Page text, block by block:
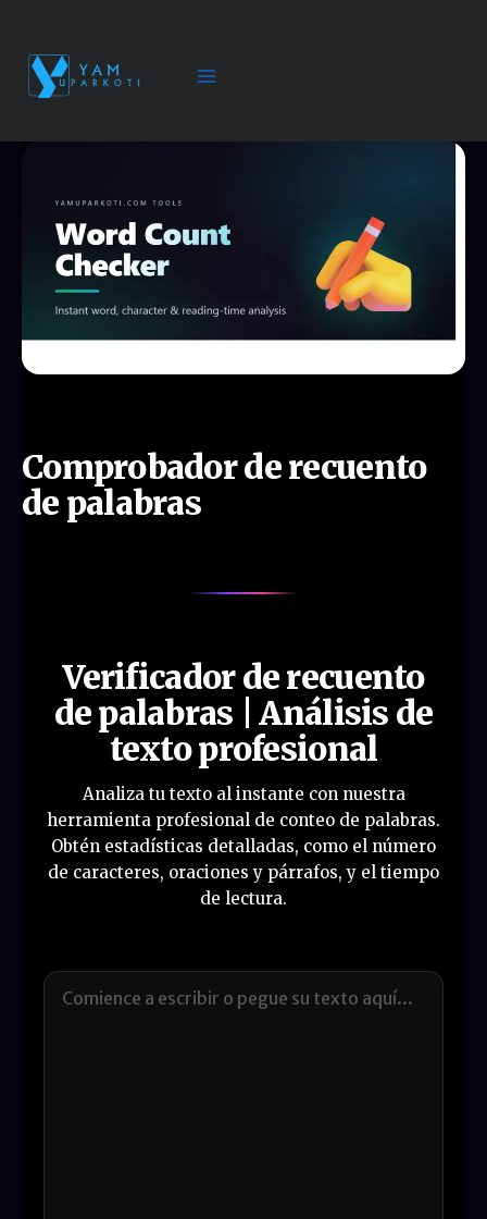
contenido
Comprobador de recuento
de palabras
Verificador de recuento
de palabras | Análisis de
texto profesional
Analiza tu texto al instante con nuestra
herramienta profesional de conteo de palabras.
Obtén estadísticas detalladas, como el número
de caracteres, oraciones y párrafos, y el tiempo
de lectura.